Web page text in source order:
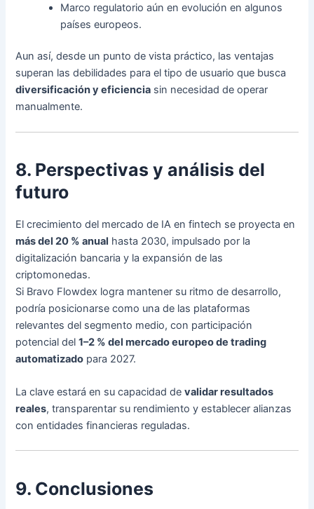
Marco regulatorio aún en evolución en algunos
países europeos.
Aun así, desde un punto de vista práctico, las ventajas
superan las debilidades para el tipo de usuario que busca
diversificación y eficiencia sin necesidad de operar
manualmente.
8. Perspectivas y análisis del
futuro
El crecimiento del mercado de IA en fintech se proyecta en
más del 20 % anual hasta 2030, impulsado por la
digitalización bancaria y la expansión de las
criptomonedas.
Si Bravo Flowdex logra mantener su ritmo de desarrollo,
podría posicionarse como una de las plataformas
relevantes del segmento medio, con participación
potencial del1–2 % del mercado europeo de trading
automatizado para 2027.
La clave estará en su capacidad devalidar resultados
reales, transparentar su rendimiento y establecer alianzas
con entidades financieras reguladas.
9. Conclusiones